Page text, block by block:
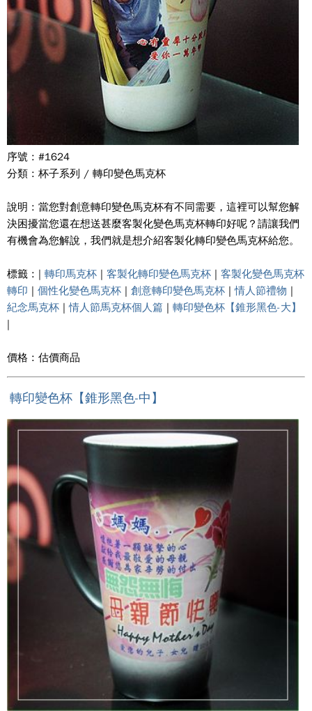
序號 : #1624
分類 : 杯子系列 / 轉印變色馬克杯
說明 : 當您對創意轉印變色馬克杯有不同需要，這裡可以幫您解
決困擾當您還在想送甚麼客製化變色馬克杯轉印好呢？請讓我們
有機會為您解說，我們就是想介紹客製化轉印變色馬克杯給您。
標籤 : | 轉印馬克杯 | 客製化轉印變色馬克杯 | 客製化變色馬克杯
轉印 | 個性化變色馬克杯 | 創意轉印變色馬克杯 |情人節禮物 |
紀念馬克杯 |情人節馬克杯個人篇 | 轉印變色杯【錐形黑色-大】
|
價格 : 估價商品
轉印變色杯【錐形黑色-中】